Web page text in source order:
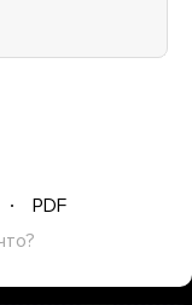
PDF